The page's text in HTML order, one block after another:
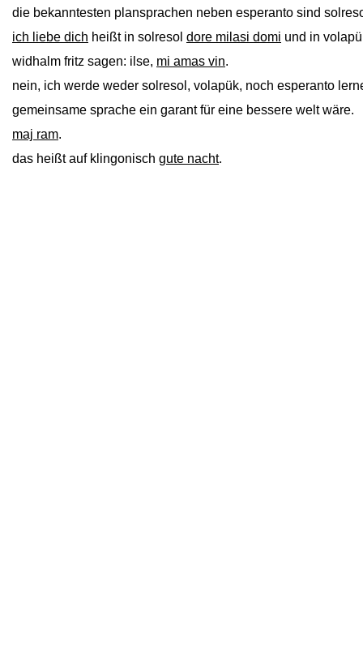
die bekanntesten plansprachen neben esperanto sind
ich liebe dich heißt in solresol dore milasi domi und in
widhalm fritz sagen: ilse, mi amas vin.
nein, ich werde weder solresol, volapük, noch esperanto
gemeinsame sprache ein garant für eine bessere welt wäre.
maj ram.
das heißt auf klingonisch gute nacht.